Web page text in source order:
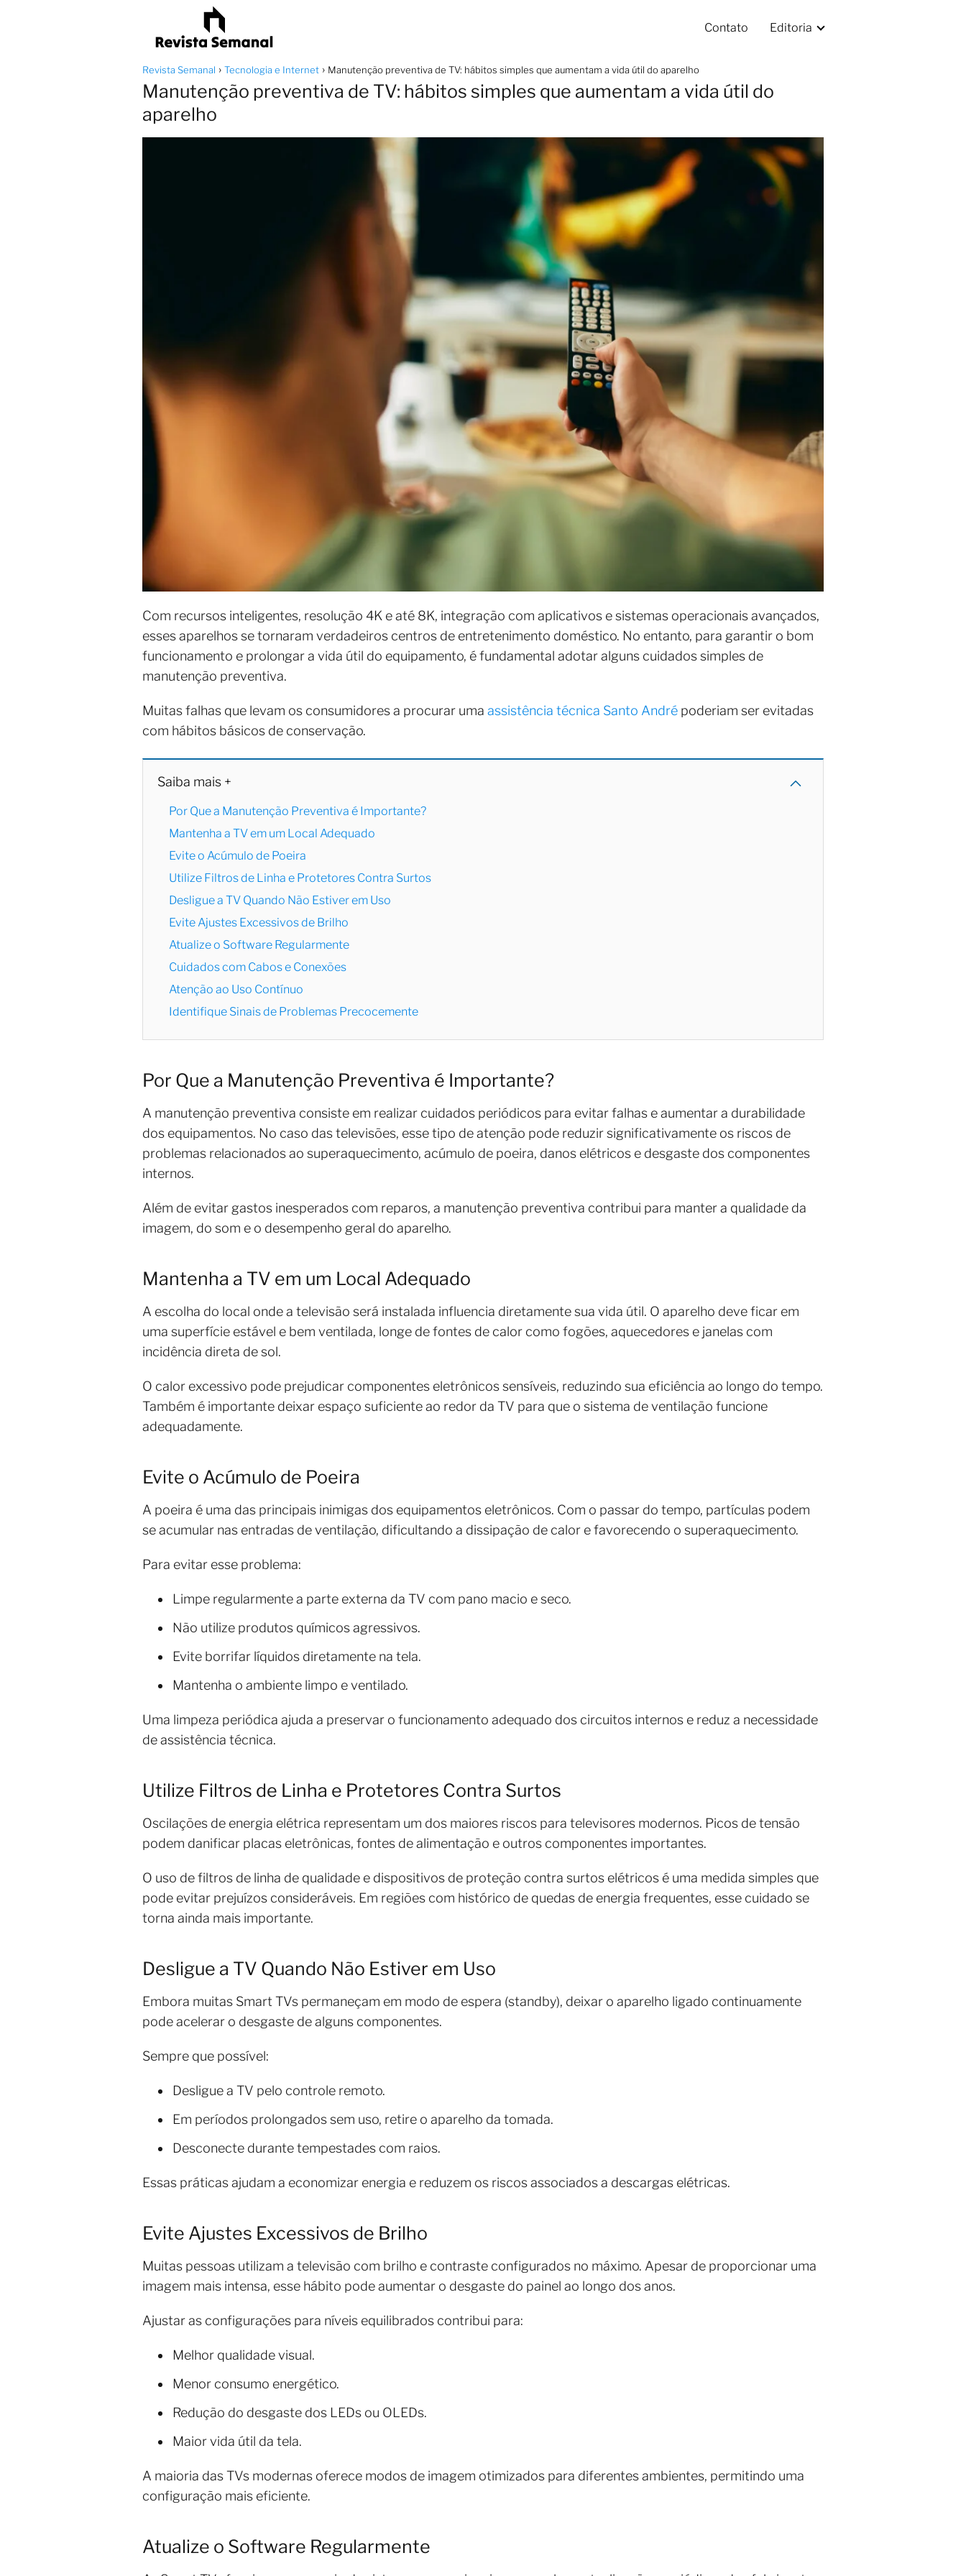
Contato Editoria
Revista Semanal Tecnologia e Internet Manutenção preventiva de TV: hábitos simples que aumentam a vida útil do aparelho
Manutenção preventiva de TV: hábitos simples que aumentam a vida útil do
aparelho
Com recursos inteligentes, resolução 4K e até 8K, integração com aplicativos e sistemas operacionais avançados,
esses aparelhos se tornaram verdadeiros centros de entretenimento doméstico. No entanto, para garantir o bom
funcionamento e prolongar a vida útil do equipamento, é fundamental adotar alguns cuidados simples de
manutenção preventiva.
Muitas falhas que levam os consumidores a procurar uma assistência técnica Santo André poderiam ser evitadas
com hábitos básicos de conservação.
Saiba mais +
Por Que a Manutenção Preventiva é Importante?
Mantenha a TV em um Local Adequado
Evite o Acúmulo de Poeira
Utilize Filtros de Linha e Protetores Contra Surtos
Desligue a TV Quando Não Estiver em Uso
Evite Ajustes Excessivos de Brilho
Atualize o Software Regularmente
Cuidados com Cabos e Conexões
Atenção ao Uso Contínuo
Identifique Sinais de Problemas Precocemente
Por Que a Manutenção Preventiva é Importante?
A manutenção preventiva consiste em realizar cuidados periódicos para evitar falhas e aumentar a durabilidade
dos equipamentos. No caso das televisões, esse tipo de atenção pode reduzir significativamente os riscos de
problemas relacionados ao superaquecimento, acúmulo de poeira, danos elétricos e desgaste dos componentes
internos.
Além de evitar gastos inesperados com reparos, a manutenção preventiva contribui para manter a qualidade da
imagem, do som e o desempenho geral do aparelho.
Mantenha a TV em um Local Adequado
A escolha do local onde a televisão será instalada influencia diretamente sua vida útil. O aparelho deve ficar em
uma superfície estável e bem ventilada, longe de fontes de calor como fogões, aquecedores e janelas com
incidência direta de sol.
O calor excessivo pode prejudicar componentes eletrônicos sensíveis, reduzindo sua eficiência ao longo do tempo.
Também é importante deixar espaço suficiente ao redor da TV para que o sistema de ventilação funcione
adequadamente.
Evite o Acúmulo de Poeira
A poeira é uma das principais inimigas dos equipamentos eletrônicos. Com o passar do tempo, partículas podem
se acumular nas entradas de ventilação, dificultando a dissipação de calor e favorecendo o superaquecimento.
Para evitar esse problema:
Limpe regularmente a parte externa da TV com pano macio e seco.
Não utilize produtos químicos agressivos.
Evite borrifar líquidos diretamente na tela.
Mantenha o ambiente limpo e ventilado.
Uma limpeza periódica ajuda a preservar o funcionamento adequado dos circuitos internos e reduz a necessidade
de assistência técnica.
Utilize Filtros de Linha e Protetores Contra Surtos
Oscilações de energia elétrica representam um dos maiores riscos para televisores modernos. Picos de tensão
podem danificar placas eletrônicas, fontes de alimentação e outros componentes importantes.
O uso de filtros de linha de qualidade e dispositivos de proteção contra surtos elétricos é uma medida simples que
pode evitar prejuízos consideráveis. Em regiões com histórico de quedas de energia frequentes, esse cuidado se
torna ainda mais importante.
Desligue a TV Quando Não Estiver em Uso
Embora muitas Smart TVs permaneçam em modo de espera (standby), deixar o aparelho ligado continuamente
pode acelerar o desgaste de alguns componentes.
Sempre que possível:
Desligue a TV pelo controle remoto.
Em períodos prolongados sem uso, retire o aparelho da tomada.
Desconecte durante tempestades com raios.
Essas práticas ajudam a economizar energia e reduzem os riscos associados a descargas elétricas.
Evite Ajustes Excessivos de Brilho
Muitas pessoas utilizam a televisão com brilho e contraste configurados no máximo. Apesar de proporcionar uma
imagem mais intensa, esse hábito pode aumentar o desgaste do painel ao longo dos anos.
Ajustar as configurações para níveis equilibrados contribui para:
Melhor qualidade visual.
Menor consumo energético.
Redução do desgaste dos LEDs ou OLEDs.
Maior vida útil da tela.
A maioria das TVs modernas oferece modos de imagem otimizados para diferentes ambientes, permitindo uma
configuração mais eficiente.
Atualize o Software Regularmente